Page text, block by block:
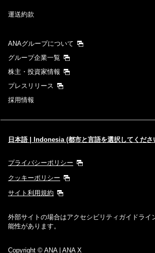
運送約款
ANAグループについて
グループ企業一覧
株主・投資家情報
プレスリリース
採用情報
日本語 | Indonesia (都市と言語を選択してくださ
プライバシーポリシー
クッキーポリシー
サイト利用規約
外部サイトの場合はアクセシビリティガイドライ
能性があります。
Copyright © ANA | ANA X